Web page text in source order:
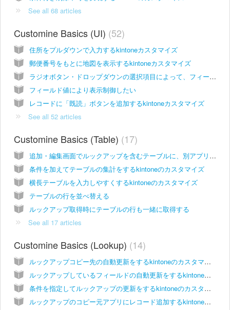
See all 68 articles
Customine Basics (UI) 52
住所をプルダウンで入力するkintoneカスタマイズ
郵便番号をもとに地図を表示するkintoneカスタマイズ
ラジオボタン・ドロップダウンの選択項目によって、フィールド・グループの表示/非表示を切り替えるkintoneカスタマイズ
フィールド値により表示制御したい
レコードに「既読」ボタンを追加するkintoneカスタマイズ
See all 52 articles
Customine Basics (Table) 17
追加・編集画面でルックアップを含むテーブルに、別アプリの複数レコードを選択して追加するカスタマイズ
条件を加えてテーブルの集計をするkintoneのカスタマイズ
横長テーブルを入力しやすくするkintoneのカスタマイズ
テーブルの行を並べ替える
ルックアップ取得時にテーブルの行も一緒に取得する
See all 17 articles
Customine Basics (Lookup) 14
ルックアップコピー先の自動更新をするkintoneのカスタマイズ
ルックアップしているフィールドの自動更新をするkintoneのカスタマイズ
条件を指定してルックアップの更新をするkintoneのカスタマイズ
ルックアップのコピー元アプリにレコード追加するkintoneのカスタマイズ